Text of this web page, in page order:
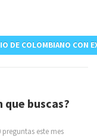
DE COLOMBIANO CON
buscas?
preguntas este mes